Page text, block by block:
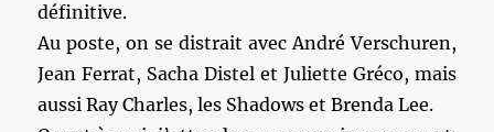
définitive.
Au poste, on se distrait avec André Verschuren,
Jean Ferrat, Sacha Distel et Juliette Gréco, mais
aussi Ray Charles, les Shadows et Brenda Lee.